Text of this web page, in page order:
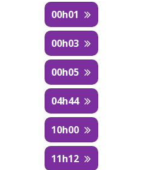
00h01
00h03
00h05
04h44
10h00
11h12